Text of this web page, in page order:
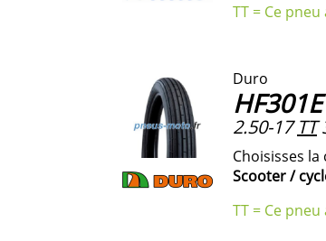
TT = Ce
Duro
HF301E
2.50-17 TT
Choisisses
Scooter /
TT = Ce